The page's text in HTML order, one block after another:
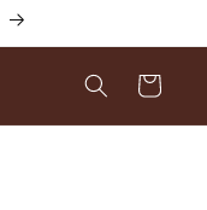
Varukorg